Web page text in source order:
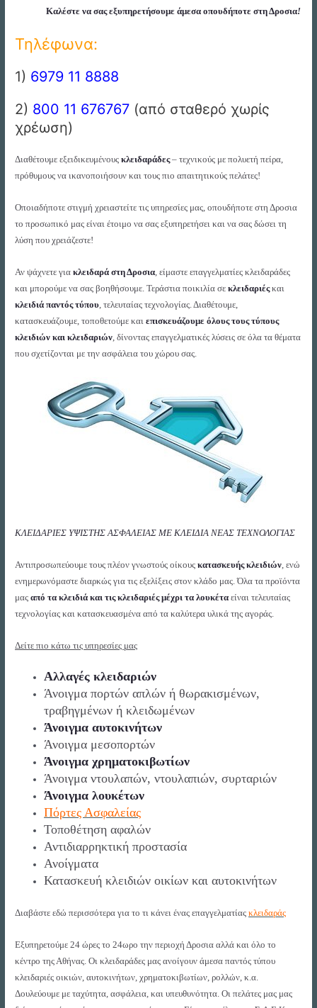
Καλέστε να σας εξυπηρετήσουμε άμεσα οπουδήποτε στη Δροσια!
Τηλέφωνα:
1) 6979 11 8888
2) 800 11 676767 (από σταθερό χωρίς
χρέωση)
Διαθέτουμε εξειδικευμένουςκλειδαράδες– τεχνικούς με πολυετή πείρα,
πρόθυμους να ικανοποιήσουν και τους πιο απαιτητικούς πελάτες!
Οποιαδήποτε στιγμή χρειαστείτε τις υπηρεσίες μας, οπουδήποτε στη Δροσια
το προσωπικό μας είναι έτοιμο να σας εξυπηρετήσει και να σας δώσει τη
λύση που χρειάζεστε!
Αν ψάχνετε γιακλειδαρά στη Δροσια, είμαστε επαγγελματίες κλειδαράδες
και μπορούμε να σας βοηθήσουμε. Τεράστια ποικιλία σεκλειδαριέςκαι
κλειδιά παντός τύπου, τελευταίας τεχνολογίας. Διαθέτουμε,
κατασκευάζουμε, τοποθετούμε καιεπισκευάζουμε όλους τους τύπους
κλειδιών και κλειδαριών, δίνοντας επαγγελματικές λύσεις σε όλα τα θέματα
που σχετίζονται με την ασφάλεια του χώρου σας.
ΚΛΕΙΔΑΡΙΕΣ ΥΨΙΣΤΗΣ ΑΣΦΑΛΕΙΑΣ ME ΚΛΕΙΔΙΑ ΝΕΑΣ ΤΕΧΝΟΛΟΓΙΑΣ
Αντιπροσωπεύουμε τους πλέον γνωστούς οίκουςκατασκευής κλειδιών , ενώ
ενημερωνόμαστε διαρκώς για τις εξελίξεις στον κλάδο μας. Όλα τα προϊόντα
μαςαπό τα κλειδιά και τις κλειδαριές μέχρι τα λουκέταείναι τελευταίας
τεχνολογίας και κατασκευασμένα από τα καλύτερα υλικά της αγοράς.
Δείτε πιο κάτω τις υπηρεσίες μας
Αλλαγές κλειδαριών
Άνοιγμα πορτών απλών ή θωρακισμένων,
τραβηγμένων ή κλειδωμένων
Άνοιγμα αυτοκινήτων
Άνοιγμα μεσοπορτών
Άνοιγμα χρηματοκιβωτίων
Άνοιγμα ντουλαπών, ντουλαπιών, συρταριών
Άνοιγμα λουκέτων
Πόρτες Ασφαλείας
Τοποθέτηση αφαλών
Αντιδιαρρηκτική προστασία
Ανοίγματα
Κατασκευή κλειδιών οικίων και αυτοκινήτων
Διαβάστε εδώ περισσότερα για το τι κάνει ένας επαγγελματίαςκλειδαράς
Εξυπηρετούμε 24 ώρες το 24ωρο την περιοχή Δροσια αλλά και όλο το
κέντρο της Αθήνας. Οι κλειδαράδες μας ανοίγουν άμεσα παντός τύπου
κλειδαριές οικιών, αυτοκινήτων, χρηματοκιβωτίων, ρολλών, κ.α.
Δουλεύουμε με ταχύτητα, ασφάλεια, και υπευθυνότητα. Οι πελάτες μας μας